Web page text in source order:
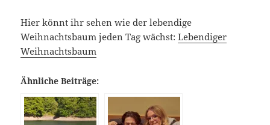
Hier könnt ihr sehen wie der lebendige
Weihnachtsbaum jeden Tag wächst:Lebendiger
Weihnachtsbaum
Ähnliche Beiträge: